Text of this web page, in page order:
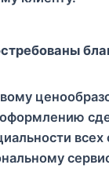
всех